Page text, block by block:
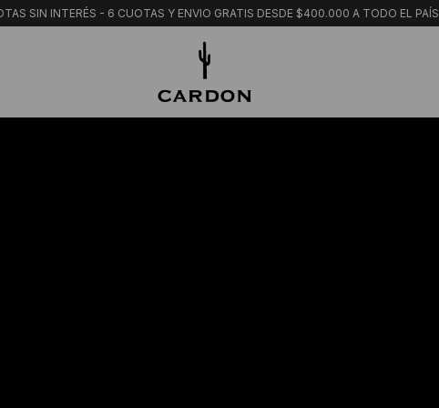
SIN INTERÉS - 6 CUOTAS Y ENVIO GRATIS DESDE $400.000 A TODO EL PAÍS